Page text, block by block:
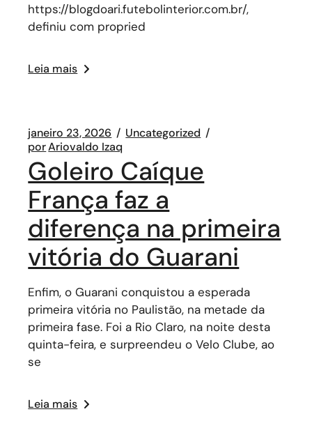
https://blogdoari.futebolinterior.com.br/,
definiu com propried
Leia mais
janeiro 23, 2026
Uncategorized
porAriovaldo Izaq
Goleiro Caíque
França faz a
diferença na primeira
vitória do Guarani
Enfim, o Guarani conquistou a esperada
primeira vitória no Paulistão, na metade da
primeira fase. Foi a Rio Claro, na noite desta
quinta-feira, e surpreendeu o Velo Clube, ao
se
Leia mais